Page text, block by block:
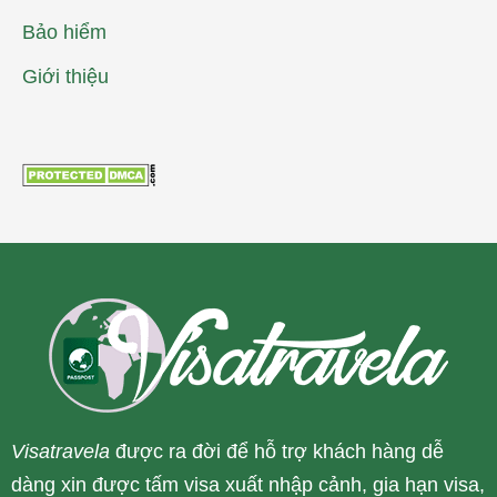
Bảo hiểm
Giới thiệu
Visatravela được ra đời để hỗ trợ khách hàng dễ
dàng xin được tấm visa xuất nhập cảnh, gia hạn visa,